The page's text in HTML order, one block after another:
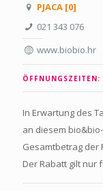
PJACA [0]
021 343 076
www.biobio.hr
ÖFFNUNGSZEITEN:
In Erwartung des
an diesem
Gesamtbetrag der
Der Rabatt gilt nur